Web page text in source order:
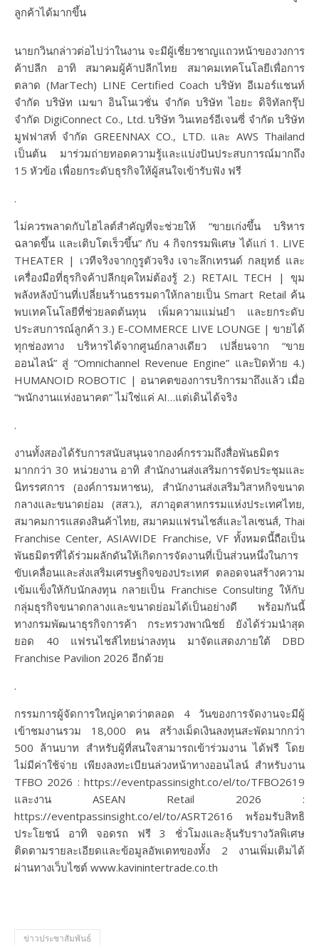
ลูกค้าได้มากขึ้น
นายกวินกล่าวต่อไปว่าในงาน จะมีผู้เชี่ยวชาญแถวหน้าของวงการ
ค้าปลีก อาทิ สมาคมผู้ค้าปลีกไทย สมาคมเทคโนโลยีเพื่อการ
ตลาด (MarTech) LINE Certified Coach บริษัท อีเมอร์แชนท์
จำกัด บริษัท เมฆา อินโนเวชั่น จำกัด บริษัท ไอยะ ดิจิทัลกรุ๊ป
จำกัด DigiConnect Co., Ltd. บริษัท วินเทอร์อีเจนซี่ จำกัด บริษัท
มูฟฟาสท์ จำกัด GREENNAX CO., LTD. และ AWS Thailand
เป็นต้น มาร่วมถ่ายทอดความรู้และแบ่งปันประสบการณ์มากถึง
15 หัวข้อ เพื่อยกระดับธุรกิจให้ผู้สนใจเข้ารับฟัง ฟรี
.
ไม่ควรพลาดกับไฮไลต์สำคัญที่จะช่วยให้ “ขายเก่งขึ้น บริหาร
ฉลาดขึ้น และเติบโตเร็วขึ้น” กับ 4 กิจกรรมพิเศษ ได้แก่ 1. LIVE
THEATER | เวทีจริงจากกูรูตัวจริง เจาะลึกเทรนด์ กลยุทธ์ และ
เครื่องมือที่ธุรกิจค้าปลีกยุคใหม่ต้องรู้ 2.) RETAIL TECH | ขุม
พลังหลังบ้านที่เปลี่ยนร้านธรรมดาให้กลายเป็น Smart Retail ค้น
พบเทคโนโลยีที่ช่วยลดต้นทุน เพิ่มความแม่นยำ และยกระดับ
ประสบการณ์ลูกค้า 3.) E-COMMERCE LIVE LOUNGE | ขายได้
ทุกช่องทาง บริหารได้จากศูนย์กลางเดียว เปลี่ยนจาก “ขาย
ออนไลน์” สู่ “Omnichannel Revenue Engine” และปิดท้าย 4.)
HUMANOID ROBOTIC | อนาคตของการบริการมาถึงแล้ว เมื่อ
“พนักงานแห่งอนาคต” ไม่ใช่แค่ AI…แต่เดินได้จริง
.
งานทั้งสองได้รับการสนับสนุนจากองค์กรรวมถึงสื่อพันธมิตร
มากกว่า 30 หน่วยงาน อาทิ สำนักงานส่งเสริมการจัดประชุมและ
นิทรรศการ (องค์การมหาชน), สำนักงานส่งเสริมวิสาหกิจขนาด
กลางและขนาดย่อม (สสว.), สภาอุตสาหกรรมแห่งประเทศไทย,
สมาคมการแสดงสินค้าไทย, สมาคมแฟรนไชส์และไลเซนส์, Thai
Franchise Center, ASIAWIDE Franchise, VF ทั้งหมดนี้ถือเป็น
พันธมิตรที่ได้ร่วมผลักดันให้เกิดการจัดงานที่เป็นส่วนหนึ่งในการ
ขับเคลื่อนและส่งเสริมเศรษฐกิจของประเทศ ตลอดจนสร้างความ
เข้มแข็งให้กับนักลงทุน กลายเป็น Franchise Consulting ให้กับ
กลุ่มธุรกิจขนาดกลางและขนาดย่อมได้เป็นอย่างดี พร้อมกันนี้
ทางกรมพัฒนาธุรกิจการค้า กระทรวงพาณิชย์ ยังได้ร่วมนำสุด
ยอด 40 แฟรนไชส์ไทยน่าลงทุน มาจัดแสดงภายใต้ DBD
Franchise Pavilion 2026 อีกด้วย
.
กรรมการผู้จัดการใหญ่คาดว่าตลอด 4 วันของการจัดงานจะมีผู้
เข้าชมงานรวม 18,000 คน สร้างเม็ดเงินลงทุนสะพัดมากกว่า
500 ล้านบาท สำหรับผู้ที่สนใจสามารถเข้าร่วมงาน ได้ฟรี โดย
ไม่มีค่าใช้จ่าย เพียงลงทะเบียนล่วงหน้าทางออนไลน์ สำหรับงาน
TFBO 2026 : https://eventpassinsight.co/el/to/TFBO2619
และงาน ASEAN Retail 2026 :
https://eventpassinsight.co/el/to/ASRT2616 พร้อมรับสิทธิ
ประโยชน์ อาทิ จอดรถ ฟรี 3 ชั่วโมงและลุ้นรับรางวัลพิเศษ
ติดตามรายละเอียดและข้อมูลอัพเดทของทั้ง 2 งานเพิ่มเติมได้
ผ่านทางเว็บไซต์ www.kavinintertrade.co.th
ข่าวประชาสัมพันธ์